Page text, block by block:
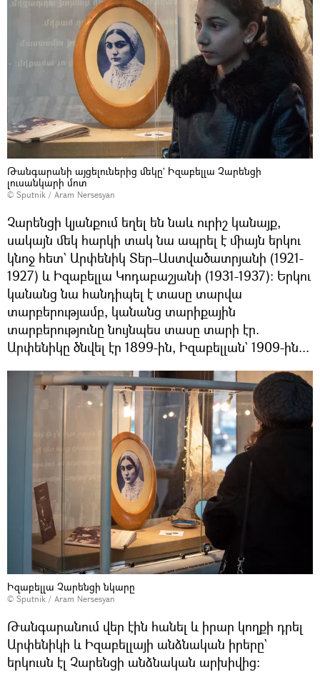
Թանգարանի այցելուներից մեկը` Իզաբելլա Չարենցի
լուսանկարի մոտ
© Sputnik / Aram Nersesyan
Չարենցի կյանքում եղել են նաև ուրիշ կանայք,
սակայն մեկ հարկի տակ նա ապրել է միայն երկու
կնոջ հետ` Արփենիկ Տեր–Աստվածատրյանի (1921-
1927) և Իզաբելլա Կոդաբաշյանի (1931-1937): Երկու
կանանց նա հանդիպել է տասը տարվա
տարբերությամբ, կանանց տարիքային
տարբերությունը նույնպես տասը տարի էր.
Արփենիկը ծնվել էր 1899-ին, Իզաբելլան` 1909-ին...
Իզաբելլա Չարենցի նկարը
© Sputnik / Aram Nersesyan
Թանգարանում վեր էին հանել և իրար կողքի դրել
Արփենիկի և Իզաբելլայի անձնական իրերը`
երկուսն էլ Չարենցի անձնական արխիվից։